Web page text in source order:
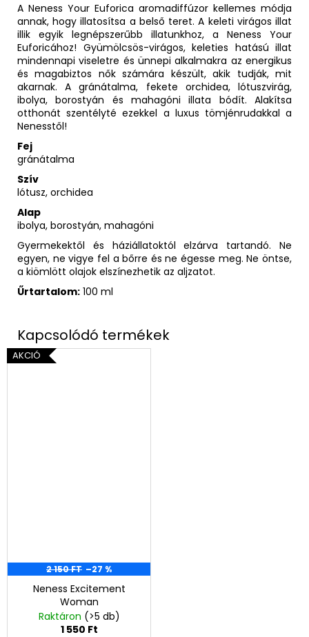
A Neness Your Euforica aromadiffúzor kellemes módja
annak, hogy illatosítsa a belső teret. A keleti virágos illat
illik egyik legnépszerűbb illatunkhoz, a Neness Your
Euforicához! Gyümölcsös-virágos, keleties hatású illat
mindennapi viseletre és ünnepi alkalmakra az energikus
és magabiztos nők számára készült, akik tudják, mit
akarnak. A gránátalma, fekete orchidea, lótuszvirág,
ibolya, borostyán és mahagóni illata bódít. Alakítsa
otthonát szentélyté ezekkel a luxus tömjénrudakkal a
Nenesstől!
Fej
gránátalma
Szív
lótusz, orchidea
Alap
ibolya, borostyán, mahagóni
Gyermekektől és háziállatoktól elzárva tartandó. Ne
egyen, ne vigye fel a bőrre és ne égesse meg. Ne öntse,
a kiömlött olajok elszínezhetik az aljzatot.
Űrtartalom: 100 ml
AKCIÓ
2 150 FT –27 %
Neness Excitement
Woman
Raktáron (>5 db)
1 550 Ft